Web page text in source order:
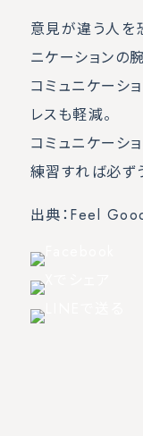
意見が違う人を
ニケーションの
コミュニケーシ
レスも軽減。
コミュニケーシ
練習すれば必ず
出典：Feel